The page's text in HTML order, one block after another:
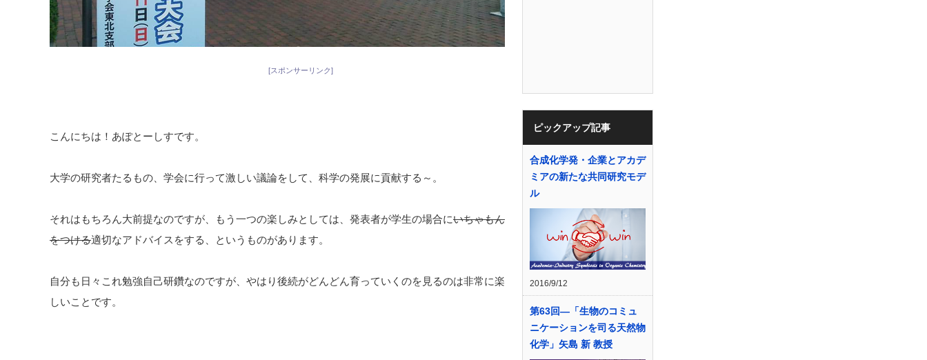
[スポンサーリンク]
こんにちは！あぽとーしすです。
大学の研究者たるもの、学会に行って激しい議論をして、科学の発展に貢献する～。
それはもちろん大前提なのですが、もう一つの楽しみとしては、発表者が学生の場合にいちゃもん
をつける適切なアドバイスをする、というものがあります。
自分も日々これ勉強自己研鑽なのですが、やはり後続がどんどん育っていくのを見るのは非常に楽
しいことです。
ピックアップ記事
合成化学発・企業とアカデ
ミアの新たな共同研究モデ
ル
2016/9/12
第63回―「生物のコミュ
ニケーションを司る天然物
化学」矢島 新 教授